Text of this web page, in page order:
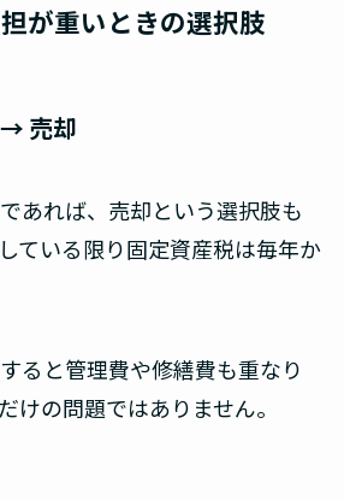
が重いときの選択肢
売却
あれば、売却という選択肢も
ている限り固定資産税は毎年か
ると管理費や修繕費も重なり
けの問題ではありません。